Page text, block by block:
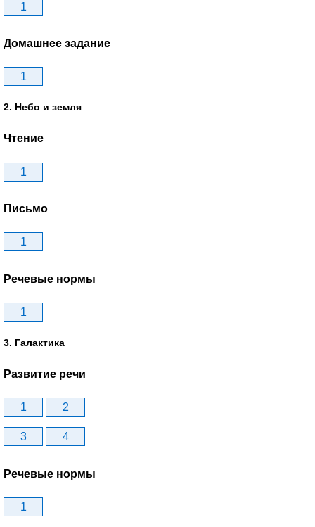
1
Домашнее задание
1
2. Небо и земля
Чтение
1
Письмо
1
Речевые нормы
1
3. Галактика
Развитие речи
1 2
3 4
Речевые нормы
1